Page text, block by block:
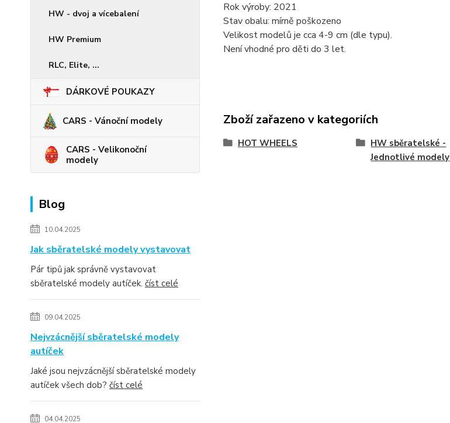
HW - dvoj a vícebalení
HW Premium
RLC, Elite, ...
DÁRKOVÉ POUKAZY
CARS - Vánoční modely
CARS - Velikonoční
modely
Blog
10.04.2025
Jak sběratelské modely vystavovat
Pár tipů jak správně vystavovat
sběratelské modely autíček. číst celé
09.04.2025
Nejvzácnější sběratelské modely
autíček
Jaké jsou nejvzácnější sběratelské modely
autíček všech dob? číst celé
04.04.2025
Rok výroby: 2021
Stav obalu: mírně poškozeno
Velikost modelů je cca 4-9 cm (dle typu).
Není vhodné pro děti do 3 let.
Zboží zařazeno v kategoriích
HOT WHEELS
HW sběratelské -
Jednotlivé modely